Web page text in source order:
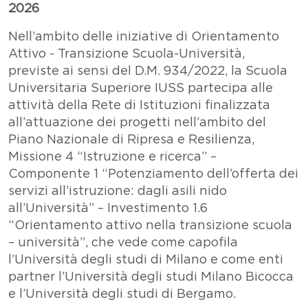
2026
Nell’ambito delle iniziative di Orientamento
Attivo - Transizione Scuola-Università,
previste ai sensi del D.M. 934/2022, la Scuola
Universitaria Superiore IUSS partecipa alle
attività della Rete di Istituzioni finalizzata
all’attuazione dei progetti nell’ambito del
Piano Nazionale di Ripresa e Resilienza,
Missione 4 “Istruzione e ricerca” –
Componente 1 “Potenziamento dell’offerta dei
servizi all’istruzione: dagli asili nido
all’Università” – Investimento 1.6
“Orientamento attivo nella transizione scuola
– università”, che vede come capofila
l’Università degli studi di Milano e come enti
partner l’Università degli studi Milano Bicocca
e l’Università degli studi di Bergamo.